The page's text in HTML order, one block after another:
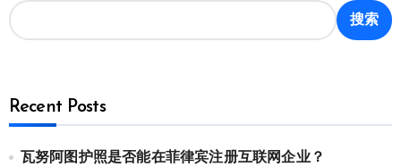
搜索
Recent Posts
瓦努阿图护照是否能在菲律宾注册互联网企业？